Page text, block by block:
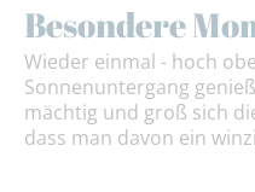
Besondere
Wieder einmal - hoch
Sonnenuntergang
mächtig und groß sich
dass man davon ein